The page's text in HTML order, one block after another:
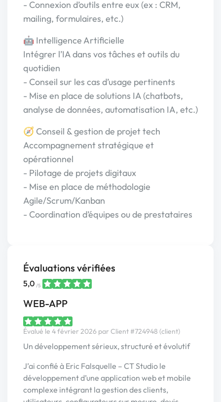
- Connexion d’outils entre eux (ex : CRM,
mailing, formulaires, etc.)
🤖 Intelligence Artificielle
Intégrer l’IA dans vos tâches et outils du
quotidien
- Conseil sur les cas d’usage pertinents
- Mise en place de solutions IA (chatbots,
analyse de données, automatisation IA, etc.)
🧭 Conseil & gestion de projet tech
Accompagnement stratégique et
opérationnel
- Pilotage de projets digitaux
- Mise en place de méthodologie
Agile/Scrum/Kanban
- Coordination d’équipes ou de prestataires
Évaluations vérifiées
5,0 /5
WEB-APP
Évalué le 4 février 2026 par Client #724948 (client)
Un développement sérieux, structuré et évolutif
J’ai confié à Eric Falsquelle – CT Studio le
développement d’une application web et mobile
complexe intégrant la gestion des clients,